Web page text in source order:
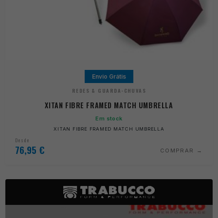
Envio Grátis
REDES & GUARDA-CHUVAS
XITAN FIBRE FRAMED MATCH UMBRELLA
Em stock
XITAN FIBRE FRAMED MATCH UMBRELLA
Desde
76,95 € COMPRAR